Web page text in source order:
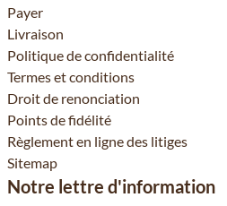
Payer
Livraison
Politique de confidentialité
Termes et conditions
Droit de renonciation
Points de fidélité
Règlement en ligne des litiges
Sitemap
Notre lettre d'information